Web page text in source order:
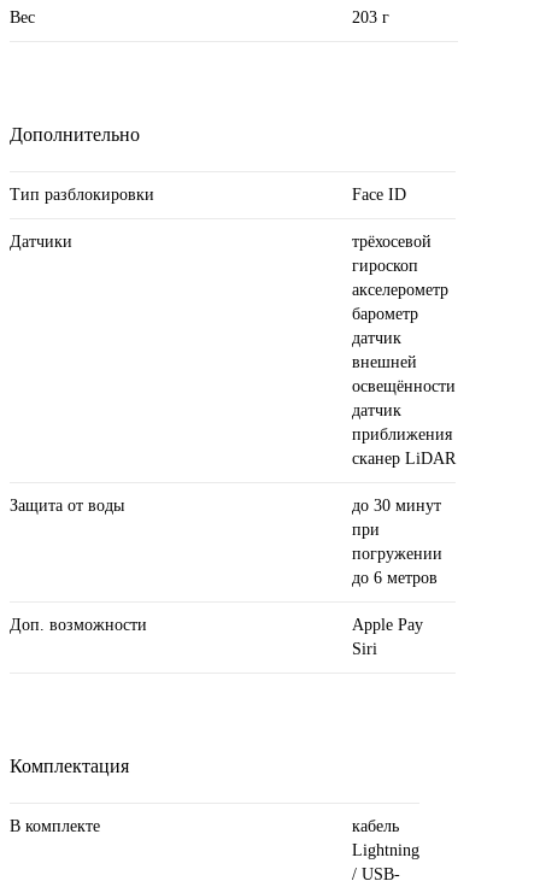
Вес 203 г
Дополнительно
Тип разблокировки Face ID
Датчики
трёхосевой
гироскоп
акселерометр
барометр
датчик
внешней
освещённости
датчик
приближения
сканер LiDAR
Защита от воды
до 30 минут
при
погружении
до 6 метров
Доп. возможности
Apple Pay
Siri
Комплектация
В комплекте
кабель
Lightning
/ USB-